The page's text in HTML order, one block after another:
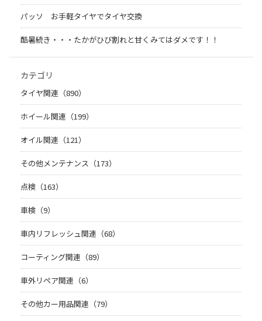
パッソ お手軽タイヤでタイヤ交換
酷暑続き・・・たかがひび割れと甘くみてはダメです！！
カテゴリ
タイヤ関連（890）
ホイール関連（199）
オイル関連（121）
その他メンテナンス（173）
点検（163）
車検（9）
車内リフレッシュ関連（68）
コーティング関連（89）
車外リペア関連（6）
その他カー用品関連（79）